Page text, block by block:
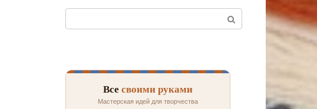
Все своими руками
Мастерская идей для творчества